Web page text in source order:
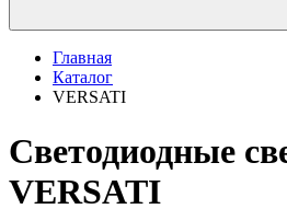
Главная
Каталог
VERSATI
Светодиодные
VERSATI